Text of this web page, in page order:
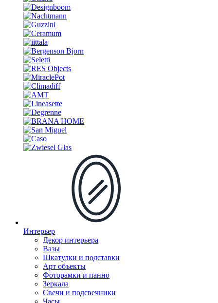
Интерьер
Декор интерьера
Вазы
Шкатулки и подставки
Арт объекты
Фоторамки и панно
Зеркала
Свечи и подсвечники
Часы